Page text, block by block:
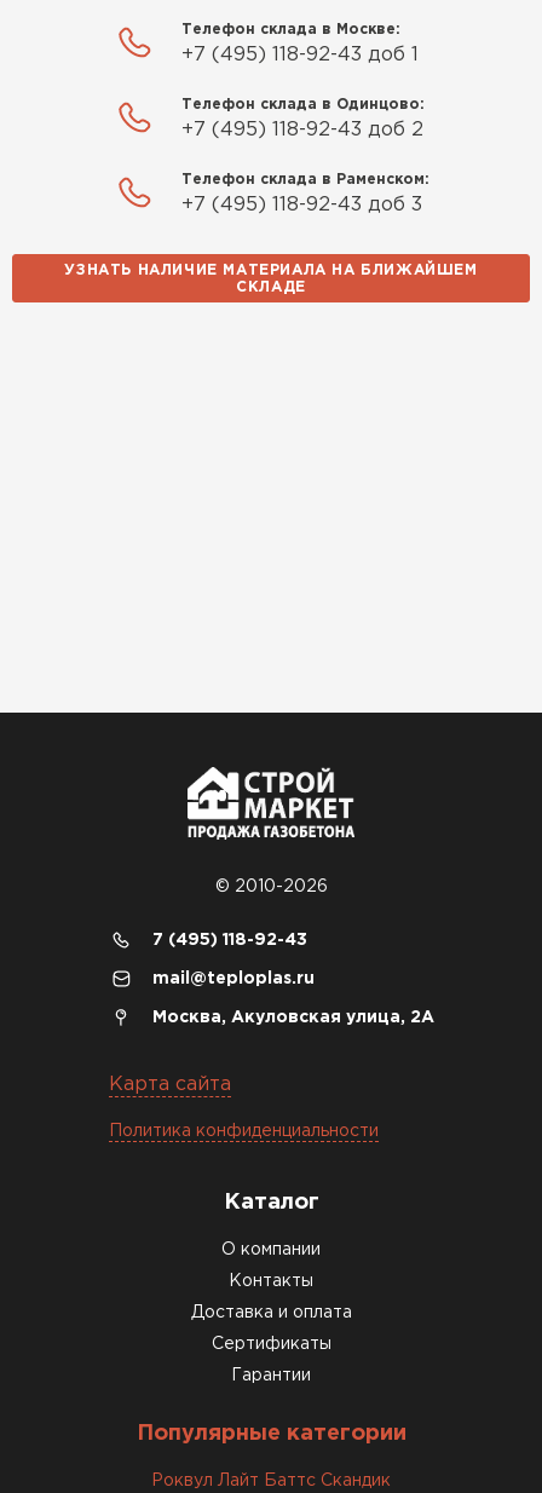
Телефон склада в Москве:
+7 (495) 118-92-43 доб 1
Телефон склада в Одинцово:
+7 (495) 118-92-43 доб 2
Телефон склада в Раменском:
+7 (495) 118-92-43 доб 3
УЗНАТЬ НАЛИЧИЕ МАТЕРИАЛА НА БЛИЖАЙШЕМ
СКЛАДЕ
© 2010-2026
7 (495) 118-92-43
mail@teploplas.ru
Москва, Акуловская улица, 2А
Карта сайта
Политика конфиденциальности
Каталог
О компании
Контакты
Доставка и оплата
Сертификаты
Гарантии
Популярные категории
Роквул Лайт Баттс Скандик